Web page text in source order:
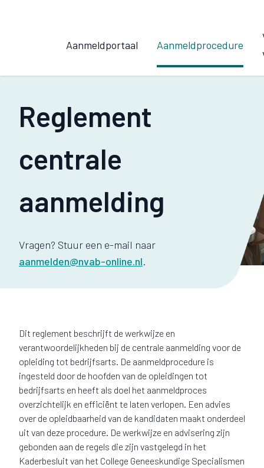
Aanmeldportaal Aanmeldprocedure
Reglement
centrale
aanmelding
Vragen? Stuur een e-mail naar
aanmelden@nvab-online.nl.
Dit reglement beschrijft de werkwijze en
verantwoordelijkheden bij de centrale aanmelding voor de
opleiding tot bedrijfsarts. De aanmeldprocedure is
ingesteld door de hoofden van de opleidingen tot
bedrijfsarts en heeft als doel het aanmeldproces
overzichtelijk en efficiënt te laten verlopen. Een advies
over de opleidbaarheid van de kandidaten maakt onderdeel
uit van deze procedure. De werkwijze en advisering zijn
gebonden aan de regels die zijn vastgelegd in het
Kaderbesluit van het College Geneeskundige Specialismen